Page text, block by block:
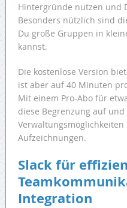
Hintergründe nutzen und
Besonders nützlich sind
Du große Gruppen in
kannst.
Die kostenlose Version
ist aber auf 40 Minuten
Mit einem Pro-Abo für
diese Begrenzung auf
Aufzeichnungen.
Slack für
Integration